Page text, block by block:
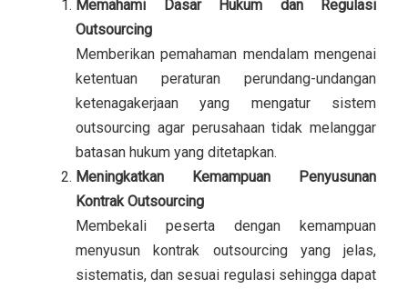
Memahami Dasar Hukum dan Regulasi
Outsourcing
Memberikan pemahaman mendalam mengenai
ketentuan peraturan perundang-undangan
ketenagakerjaan yang mengatur sistem
outsourcing agar perusahaan tidak melanggar
batasan hukum yang ditetapkan.
Meningkatkan Kemampuan Penyusunan
Kontrak Outsourcing
Membekali peserta dengan kemampuan
menyusun kontrak outsourcing yang jelas,
sistematis, dan sesuai regulasi sehingga dapat